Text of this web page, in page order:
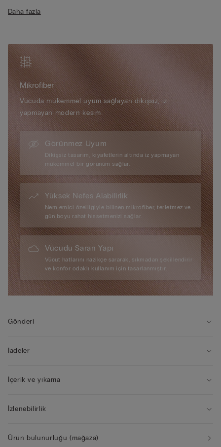
dokusuyla gün boyu konfor hissi verir. Kap içerisindeki pamuk
konumlandırılmasına olanak tanır. Tamamen ayarlanabilir ve
çıkarılabilir askılar, straplez kullanımda güvenli bir duruş sağlar.
Derin yakalı giysiler için ideal olan push-up straplez sütyen, bir
beden büyük görünüm etkisi yaratır. Vücudu saran “ikinci cilt”
hissiyle öne çıkan bu mikrofiber sütyen, ultra ince ve ipeksi
yapısıyla günlük kullanımda kendini hissettirmeyen bir
yapıdadır. Model 175 cm boyunda ve 2B / 75B / 34B / 85B /
42B bedendir.
Daha fazla
Mikrofiber
Vücuda mükemmel uyum sağlayan dikişsiz, iz
yapmayan modern kesim
Görünmez Uyum
Dikişsiz tasarım, kıyafetlerin altında iz yapmayan
mükemmel bir görünüm sağlar.
Yüksek Nefes Alabilirlik
Nem emici özelliğiyle bilinen mikrofiber, terletmez ve
gün boyu rahat hissetmenizi sağlar.
Vücudu Saran Yapı
Vücut hatlarını nazikçe sararak, sıkmadan şekillendirir
ve konfor odaklı kullanım için tasarlanmıştır.
Gönderi
İadeler
İçerik ve yıkama
İzlenebilirlik
Ürün bulunurluğu (mağaza)